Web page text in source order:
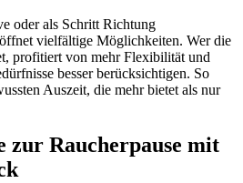
oder als Schritt Richtung
vielfältige Möglichkeiten. Wer die
profitiert von mehr Flexibilität und
besser berücksichtigen. So
Auszeit, die mehr bietet als nur
zur Raucherpause mit